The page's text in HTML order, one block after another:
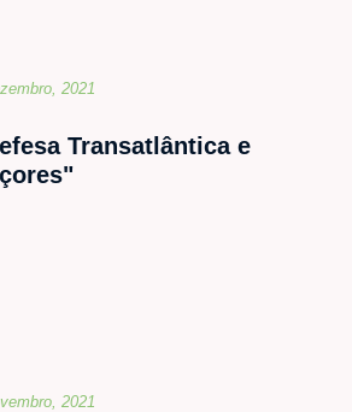
2021
Transatlântica e
2021